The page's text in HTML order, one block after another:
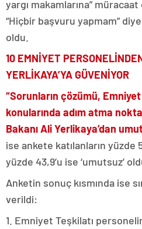
yargı makamlarına”
“Hiçbir başvuru yapmam”
oldu.
10 EMNİYET
YERLİKAYA’YA GÜVENİYOR
“Sorunların çözümü,
konularında adım atma
Bakanı Ali Yerlikaya’dan
ise ankete katılanların yüzde
yüzde 43,9’u ise ‘umutsuz’
Anketin sonuç kısmında ise
verildi:
1. Emniyet Teşkilatı